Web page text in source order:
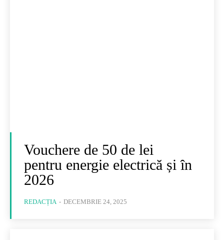
Vouchere de 50 de lei
pentru energie electrică și în
2026
REDACȚIA - DECEMBRIE 24, 2025